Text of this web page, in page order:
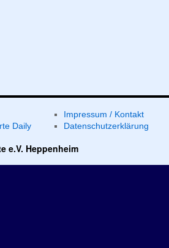
Daily
Impressum / Kontakt
Datenschutzerklärung
e.V. Heppenheim